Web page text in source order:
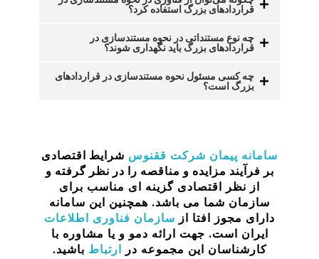
قراردادهای بزرگ استفاده کرد؟
چه نوع مستنداتی در نحوه مستندسازی در
قراردادهای بزرگ باید نگهداری شوند؟
چه کسی مسئول نحوه مستندسازی در قراردادهای
بزرگ است؟
سامانه پیمان شرکت ققنوس شرایط اقتصادی
بر فرآیند مزایده و مناقصه را در نظر گرفته و
از نظر اقتصادی گزینه ای مناسب برای
سازمان شما می باشد. همچنین این سامانه
دارای مجوز افتا از سازمان فناوری اطلاعات
ایران است. جهت ارائه دمو و یا مشاوره با
کارشناسان این مجموعه در ارتباط باشید.